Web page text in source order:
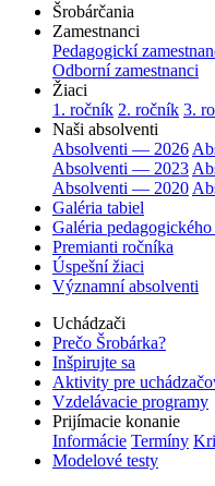
Šrobárčania
Zamestnanci
Pedagogickí
Odborní zamestnanci
Žiaci
1. ročník 2. ročník 3.
Naši absolventi
Absolventi — 2026
Absolventi — 2023
Absolventi — 2020
Galéria tabiel
Galéria
Premianti ročníka
Úspešní žiaci
Významní absolventi
Uchádzači
Prečo Šrobárka?
Inšpirujte sa
Aktivity pre
Vzdelávacie programy
Prijímacie konanie
Informácie Termíny
Modelové testy